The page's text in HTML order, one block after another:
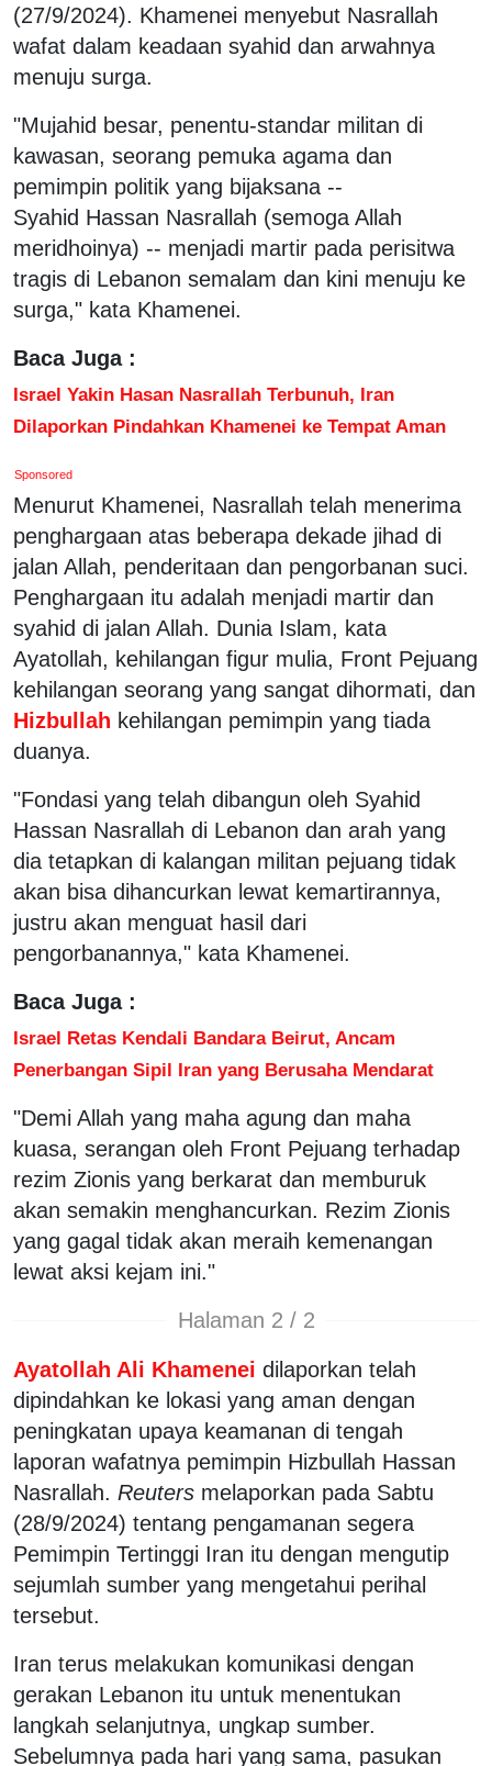
(27/9/2024). Khamenei menyebut Nasrallah
wafat dalam keadaan syahid dan arwahnya
menuju surga.
"Mujahid besar, penentu-standar militan di
kawasan, seorang pemuka agama dan
pemimpin politik yang bijaksana --
Syahid Hassan Nasrallah (semoga Allah
meridhoinya) -- menjadi martir pada perisitwa
tragis di Lebanon semalam dan kini menuju ke
surga," kata Khamenei.
Baca Juga :
Israel Yakin Hasan Nasrallah Terbunuh, Iran
Dilaporkan Pindahkan Khamenei ke Tempat Aman
Sponsored
Menurut Khamenei, Nasrallah telah menerima
penghargaan atas beberapa dekade jihad di
jalan Allah, penderitaan dan pengorbanan suci.
Penghargaan itu adalah menjadi martir dan
syahid di jalan Allah. Dunia Islam, kata
Ayatollah, kehilangan figur mulia, Front Pejuang
kehilangan seorang yang sangat dihormati, dan
Hizbullah kehilangan pemimpin yang tiada
duanya.
"Fondasi yang telah dibangun oleh Syahid
Hassan Nasrallah di Lebanon dan arah yang
dia tetapkan di kalangan militan pejuang tidak
akan bisa dihancurkan lewat kemartirannya,
justru akan menguat hasil dari
pengorbanannya," kata Khamenei.
Baca Juga :
Israel Retas Kendali Bandara Beirut, Ancam
Penerbangan Sipil Iran yang Berusaha Mendarat
"Demi Allah yang maha agung dan maha
kuasa, serangan oleh Front Pejuang terhadap
rezim Zionis yang berkarat dan memburuk
akan semakin menghancurkan. Rezim Zionis
yang gagal tidak akan meraih kemenangan
lewat aksi kejam ini."
Halaman 2 / 2
Ayatollah Ali Khamenei dilaporkan telah
dipindahkan ke lokasi yang aman dengan
peningkatan upaya keamanan di tengah
laporan wafatnya pemimpin Hizbullah Hassan
Nasrallah. Reuters melaporkan pada Sabtu
(28/9/2024) tentang pengamanan segera
Pemimpin Tertinggi Iran itu dengan mengutip
sejumlah sumber yang mengetahui perihal
tersebut.
Iran terus melakukan komunikasi dengan
gerakan Lebanon itu untuk menentukan
langkah selanjutnya, ungkap sumber.
Sebelumnya pada hari yang sama, pasukan